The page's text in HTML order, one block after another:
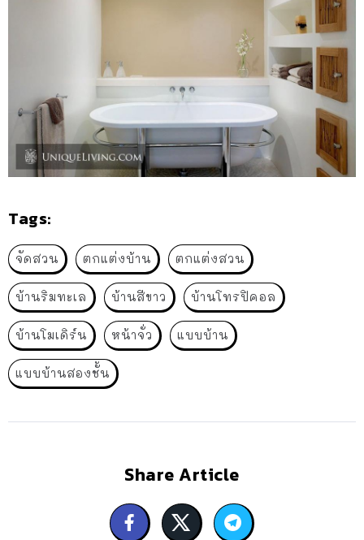
Tags:
จัดสวน ตกแต่งบ้าน ตกแต่งสวน
บ้านริมทะเล บ้านสีขาว บ้านโทรปิคอล
บ้านโมเดิร์น หน้าจั่ว แบบบ้าน
แบบบ้านสองชั้น
Share Article